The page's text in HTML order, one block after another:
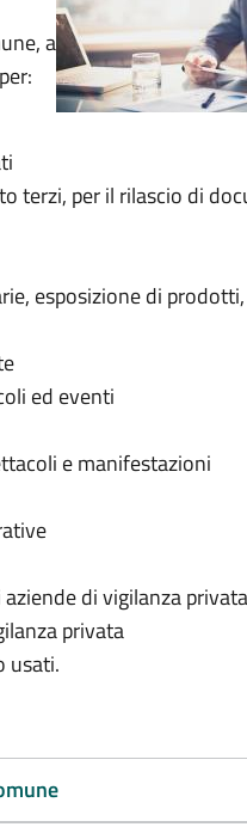
a
terzi, per il rilascio di
esposizione di
ed eventi
e manifestazioni
di vigilanza
privata
usati.